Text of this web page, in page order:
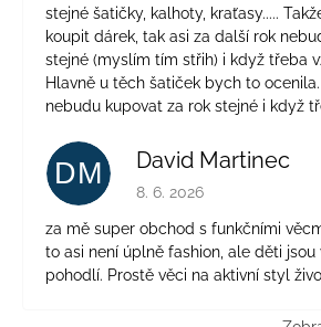
stejné šatičky, kalhoty, kraťasy.....
koupit dárek, tak asi za další rok
stejné (myslím tím střih) i když třeba
Hlavně u těch šatiček bych to
nebudu kupovat za rok stejné i když
DM David Martinec
Hodnocení obchodu je 5
8. 6. 2026
za mě super obchod s funkčními
to asi není úplně fashion, ale děti jsou
pohodlí. Prostě věci na aktivní styl